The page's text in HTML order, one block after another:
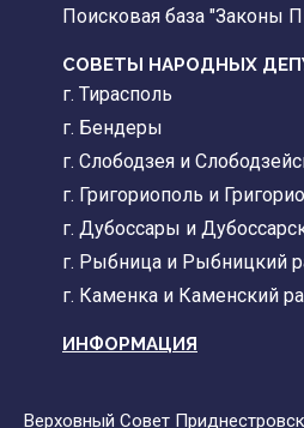
Поисковая база "Законы
СОВЕТЫ НАРОДНЫХ
г. Тирасполь
г. Бендеры
г. Слободзея и
г. Григориополь и
г. Дубоссары и
г. Рыбница и Рыбницкий
г. Каменка и Каменский
ИНФОРМАЦИЯ
Верховный Совет